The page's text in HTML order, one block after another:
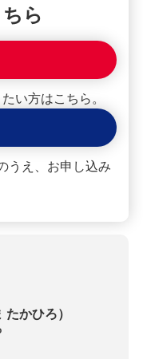
ら
い方はこちら。
うえ、お申し込み
かひろ）